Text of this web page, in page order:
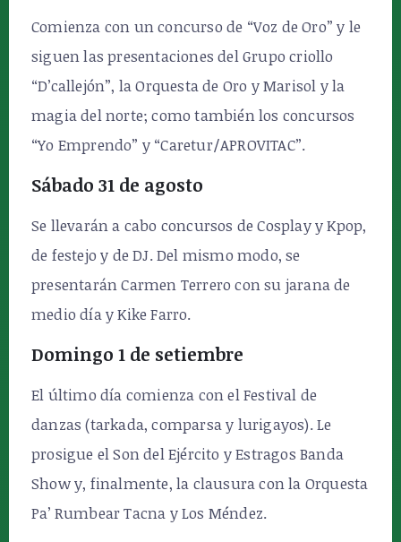
Comienza con un concurso de “Voz de Oro” y le
siguen las presentaciones del Grupo criollo
“D’callejón”, la Orquesta de Oro y Marisol y la
magia del norte; como también los concursos
“Yo Emprendo” y “Caretur/APROVITAC”.
Sábado 31 de agosto
Se llevarán a cabo concursos de Cosplay y Kpop,
de festejo y de DJ. Del mismo modo, se
presentarán Carmen Terrero con su jarana de
medio día y Kike Farro.
Domingo 1 de setiembre
El último día comienza con el Festival de
danzas (tarkada, comparsa y lurigayos). Le
prosigue el Son del Ejército y Estragos Banda
Show y, finalmente, la clausura con la Orquesta
Pa’ Rumbear Tacna y Los Méndez.